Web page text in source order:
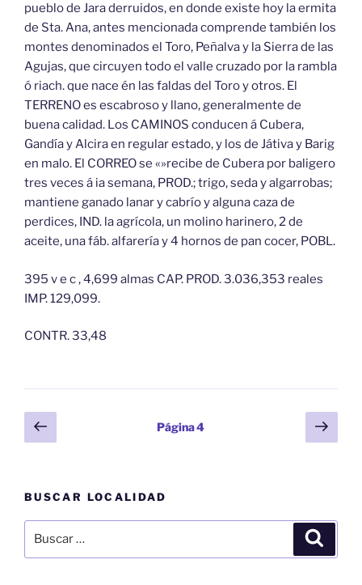
pueblo de Jara derruidos, en donde existe hoy la ermita
de Sta. Ana, antes mencionada comprende también los
montes denominados el Toro, Peñalva y la Sierra de las
Agujas, que circuyen todo el valle cruzado por la rambla
ó riach. que nace én las faldas del Toro y otros. El
TERRENO es escabroso y llano, generalmente de
buena calidad. Los CAMINOS conducen á Cubera,
Gandía y Alcira en regular estado, y los de Játiva y Barig
en malo. El CORREO se «»recibe de Cubera por baligero
tres veces á ia semana, PROD.; trigo, seda y algarrobas;
mantiene ganado lanar y cabrío y alguna caza de
perdices, IND. la agrícola, un molino harinero, 2 de
aceite, una fáb. alfarería y 4 hornos de pan cocer, POBL.
395 v e c , 4,699 almas CAP. PROD. 3.036,353 reales
IMP. 129,099.
CONTR. 33,48
Paginación
de
Página
anterior
Página4
BUSCAR LOCALIDAD
por: